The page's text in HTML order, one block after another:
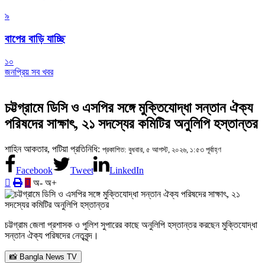
৯
বাপের বাড়ি যাচ্ছি
১০
জনপ্রিয় সব খবর
চট্টগ্রামে ডিসি ও এসপির সঙ্গে মুক্তিযোদ্ধা সন্তান ঐক্য
পরিষদের সাক্ষাৎ, ২১ সদস্যের কমিটির অনুলিপি হস্তান্তর
শাহিন আকতার, পটিয়া প্রতিনিধি: প্রকাশিত: বুধবার, ৫ আগস্ট, ২০২৬, ১:৫৩ পূর্বাহ্ণ
Facebook Tweet
LinkedIn
অ- অ+
চট্টগ্রাম জেলা প্রশাসক ও পুলিশ সুপারের কাছে অনুলিপি হস্তান্তর করছেন মুক্তিযোদ্ধা
সন্তান ঐক্য পরিষদের নেতৃবৃন্দ।
📸 Bangla News TV